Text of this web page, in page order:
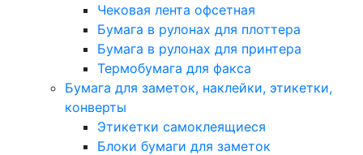
Чековая лента офсетная
Бумага в рулонах для плоттера
Бумага в рулонах для принтера
Термобумага для факса
Бумага для заметок, наклейки, этикетки,
конверты
Этикетки самоклеящиеся
Блоки бумаги для заметок